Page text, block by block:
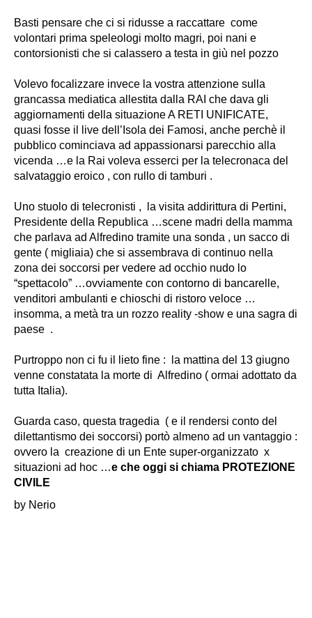
Basti pensare che ci si ridusse a raccattare come
volontari prima speleologi molto magri, poi nani e
contorsionisti che si calassero a testa in giù nel pozzo
Volevo focalizzare invece la vostra attenzione sulla
grancassa mediatica allestita dalla RAI che dava gli
aggiornamenti della situazione A RETI UNIFICATE,
quasi fosse il live dell’Isola dei Famosi, anche perchè il
pubblico cominciava ad appassionarsi parecchio alla
vicenda …e la Rai voleva esserci per la telecronaca del
salvataggio eroico , con rullo di tamburi .
Uno stuolo di telecronisti , la visita addirittura di Pertini,
Presidente della Republica …scene madri della mamma
che parlava ad Alfredino tramite una sonda , un sacco di
gente ( migliaia) che si assembrava di continuo nella
zona dei soccorsi per vedere ad occhio nudo lo
“spettacolo” …ovviamente con contorno di bancarelle,
venditori ambulanti e chioschi di ristoro veloce …
insomma, a metà tra un rozzo reality -show e una sagra di
paese .
Purtroppo non ci fu il lieto fine : la mattina del 13 giugno
venne constatata la morte di Alfredino ( ormai adottato da
tutta Italia).
Guarda caso, questa tragedia ( e il rendersi conto del
dilettantismo dei soccorsi) portò almeno ad un vantaggio :
ovvero la creazione di un Ente super-organizzato x
situazioni ad hoc …e che oggi si chiama PROTEZIONE
CIVILE
by Nerio